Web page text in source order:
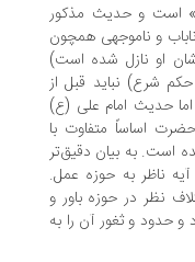
و حدیث مذکور
ناموجهی همچون
نازل شده است)
نباید قبل از
امام علی (ع)
متفاوت با
بیان دقیق‌تر
به حوزه عمل.
در حوزه باور و
ثغور آن را به